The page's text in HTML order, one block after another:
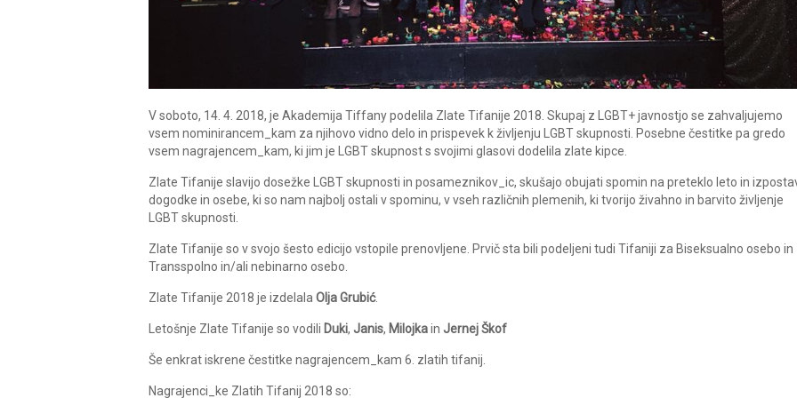
V soboto, 14. 4. 2018, je Akademija Tiffany podelila Zlate Tifanije 2018. Skupaj z LGBT+ javnostjo se zahvaljujemo
vsem nominirancem_kam za njihovo vidno delo in prispevek k življenju LGBT skupnosti. Posebne čestitke pa gredo
vsem nagrajencem_kam, ki jim je LGBT skupnost s svojimi glasovi dodelila zlate kipce.
Zlate Tifanije slavijo dosežke LGBT skupnosti in posameznikov_ic, skušajo obujati spomin na preteklo leto in
dogodke in osebe, ki so nam najbolj ostali v spominu, v vseh različnih plemenih, ki tvorijo živahno in barvito življenje
LGBT skupnosti.
Zlate Tifanije so v svojo šesto edicijo vstopile prenovljene. Prvič sta bili podeljeni tudi Tifaniji za Biseksualno osebo in
Transspolno in/ali nebinarno osebo.
Zlate Tifanije 2018 je izdelalaOlja Grubić.
Letošnje Zlate Tifanije so vodili Duki, Janis, Milojkain Jernej Škof
Še enkrat iskrene čestitke nagrajencem_kam 6. zlatih tifanij.
Nagrajenci_ke Zlatih Tifanij 2018 so: